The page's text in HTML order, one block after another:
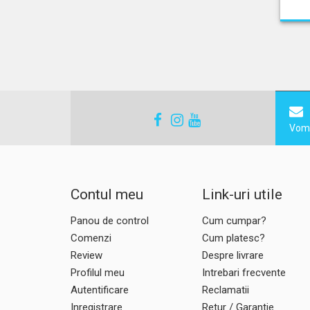
Contul meu
Panou de control
Comenzi
Review
Profilul meu
Autentificare
Inregistrare
Link-uri utile
Cum cumpar?
Cum platesc?
Despre livrare
Intrebari frecvente
Reclamatii
Retur / Garantie